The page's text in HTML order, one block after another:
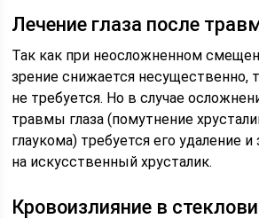
Лечение глаза после
Так как при неосложненном
зрение снижается несущественно,
не требуется. Но в случае
травмы глаза (помутнение
глаукома) требуется его удаление
на искусственный хрусталик.
Кровоизлияние в